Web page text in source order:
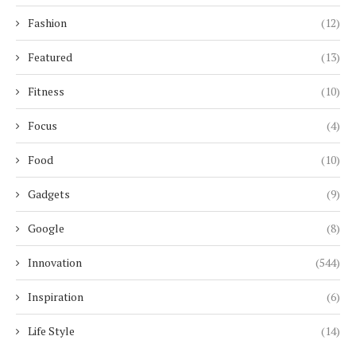
Fashion (12)
Featured (13)
Fitness (10)
Focus (4)
Food (10)
Gadgets (9)
Google (8)
Innovation (544)
Inspiration (6)
Life Style (14)